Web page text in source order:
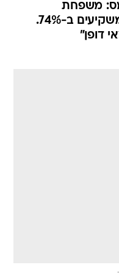
משפחת
סולצברגר חתכה הדיווידנד למשקיעים ב-74%.
דופן"